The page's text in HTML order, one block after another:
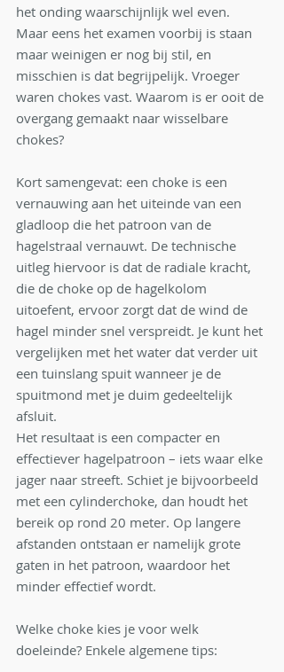
het onding waarschijnlijk wel even.
Maar eens het examen voorbij is staan
maar weinigen er nog bij stil, en
misschien is dat begrijpelijk. Vroeger
waren chokes vast. Waarom is er ooit de
overgang gemaakt naar wisselbare
chokes?
Kort samengevat: een choke is een
vernauwing aan het uiteinde van een
gladloop die het patroon van de
hagelstraal vernauwt. De technische
uitleg hiervoor is dat de radiale kracht,
die de choke op de hagelkolom
uitoefent, ervoor zorgt dat de wind de
hagel minder snel verspreidt. Je kunt het
vergelijken met het water dat verder uit
een tuinslang spuit wanneer je de
spuitmond met je duim gedeeltelijk
afsluit.
Het resultaat is een compacter en
effectiever hagelpatroon – iets waar elke
jager naar streeft. Schiet je bijvoorbeeld
met een cylinderchoke, dan houdt het
bereik op rond 20 meter. Op langere
afstanden ontstaan er namelijk grote
gaten in het patroon, waardoor het
minder effectief wordt.
Welke choke kies je voor welk
doeleinde? Enkele algemene tips: